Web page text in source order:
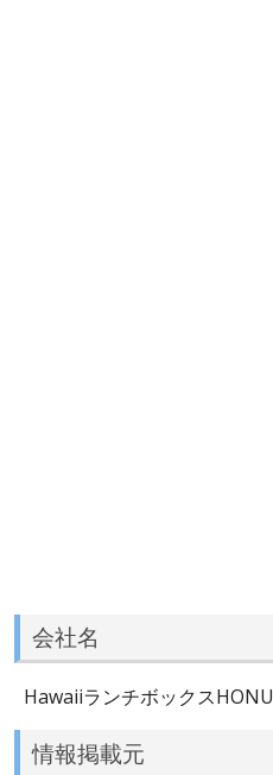
会社名
HawaiiランチボックスHONU
情報掲載元